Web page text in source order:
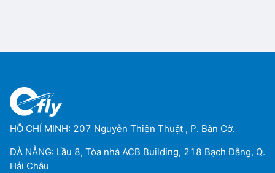
HỒ CHÍ MINH: 207 Nguyễn Thiện Thuật , P. Bàn Cờ.
ĐÀ NẴNG: Lầu 8, Tòa nhà ACB Building, 218 Bạch Đằng, Q.
Hải Châu